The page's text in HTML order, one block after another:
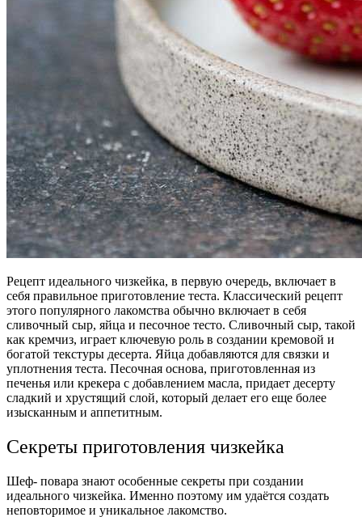
Рецепт идеального чизкейка, в первую очередь, включает в
себя правильное приготовление теста. Классический рецепт
этого популярного лакомства обычно включает в себя
сливочный сыр, яйца и песочное тесто. Сливочный сыр, такой
как кремчиз, играет ключевую роль в создании кремовой и
богатой текстуры десерта. Яйца добавляются для связки и
уплотнения теста. Песочная основа, приготовленная из
печенья или крекера с добавлением масла, придает десерту
сладкий и хрустящий слой, который делает его еще более
изысканным и аппетитным.
Секреты приготовления чизкейка
Шеф- повара знают особенные секреты при создании
идеального чизкейка. Именно поэтому им удаётся создать
неповторимое и уникальное лакомство.